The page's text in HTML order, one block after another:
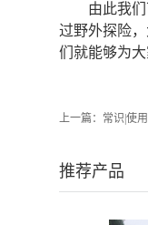
由此我
过野外探险
们就能够为
上一篇： 常识|使
推荐产品